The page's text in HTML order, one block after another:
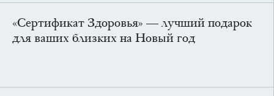
«Сертификат Здоровья» — лучший подарок
для ваших близких на Новый год